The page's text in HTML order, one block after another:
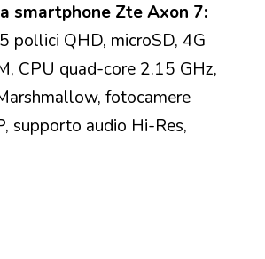
smartphone Zte Axon 7:
pollici QHD, microSD, 4G
CPU quad-core 2.15 GHz,
fotocamere
supporto audio Hi-Res,